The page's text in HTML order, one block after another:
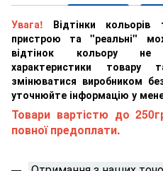
Увага! Відтінки
пристрою та "реальні"
відтінок кольору не
характеристики товару
змінюватися виробником
уточнюйте інформацію у
Товари вартістю до
повної предоплати.